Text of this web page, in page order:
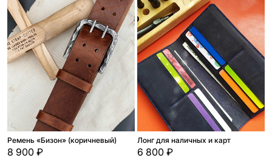
Ремень «Бизон» (коричневый)
8 900 ₽
Лонг для наличных и карт
6 800 ₽